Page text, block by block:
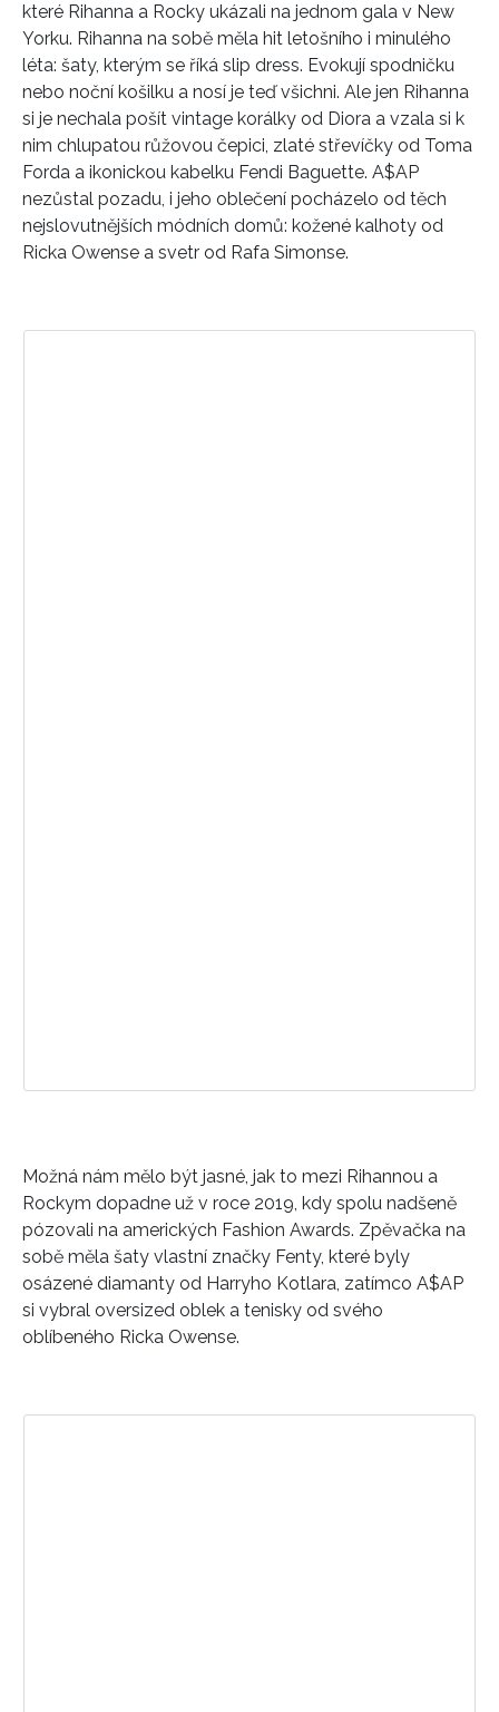
které Rihanna a Rocky ukázali na jednom gala v New
Yorku. Rihanna na sobě měla hit letošního i minulého
léta: šaty, kterým se říká slip dress. Evokují spodničku
nebo noční košilku a nosí je teď všichni. Ale jen Rihanna
si je nechala pošít vintage korálky od Diora a vzala si k
nim chlupatou růžovou čepici, zlaté střevíčky od Toma
Forda a ikonickou kabelku Fendi Baguette. A$AP
nezůstal pozadu, i jeho oblečení pocházelo od těch
nejslovutnějších módních domů: kožené kalhoty od
Ricka Owense a svetr od Rafa Simonse.
Možná nám mělo být jasné, jak to mezi Rihannou a
Rockym dopadne už v roce 2019, kdy spolu nadšeně
pózovali na amerických Fashion Awards. Zpěvačka na
sobě měla šaty vlastní značky Fenty, které byly
osázené diamanty od Harryho Kotlara, zatímco A$AP
si vybral oversized oblek a tenisky od svého
oblíbeného Ricka Owense.